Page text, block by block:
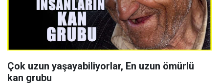
Çok uzun yaşayabiliyorlar, En uzun ömürlü
kan grubu